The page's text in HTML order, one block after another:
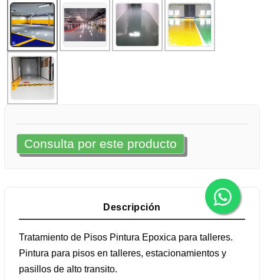
Consulta por este producto
Descripción
Tratamiento de Pisos Pintura Epoxica para talleres.
Pintura para pisos en talleres, estacionamientos y
pasillos de alto transito.